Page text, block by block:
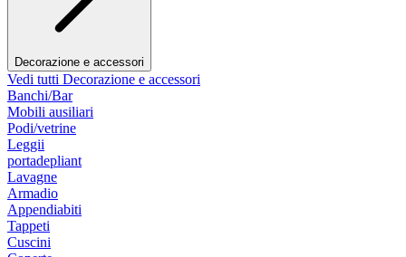
Decorazione e accessori
Vedi tutti Decorazione e accessori
Banchi/Bar
Mobili ausiliari
Podi/vetrine
Leggii
portadepliant
Lavagne
Armadio
Appendiabiti
Tappeti
Cuscini